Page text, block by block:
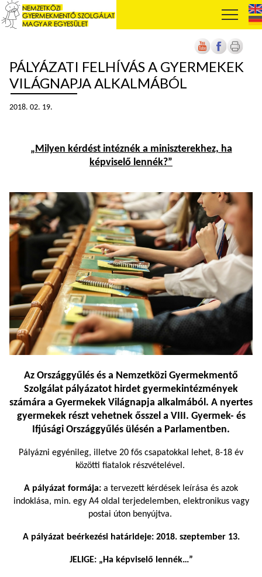
PÁLYÁZATI FELHÍVÁS A GYERMEKEK
VILÁGNAPJA ALKALMÁBÓL
2018. 02. 19.
„Milyen kérdést intéznék a miniszterekhez, ha
képviselő lennék?”
Az Országgyűlés és a Nemzetközi Gyermekmentő
Szolgálat pályázatot hirdet gyermekintézmények
számára a Gyermekek Világnapja alkalmából. A nyertes
gyermekek részt vehetnek ősszel a VIII. Gyermek- és
Ifjúsági Országgyűlés ülésén a Parlamentben.
Pályázni egyénileg, illetve 20 fős csapatokkal lehet, 8-18 év
közötti fiatalok részvételével.
A pályázat formája: a tervezett kérdések leírása és azok
indoklása, min. egy A4 oldal terjedelemben, elektronikus vagy
postai úton benyújtva.
A pályázat beérkezési határideje: 2018. szeptember 13.
JELIGE: „Ha képviselő lennék…”